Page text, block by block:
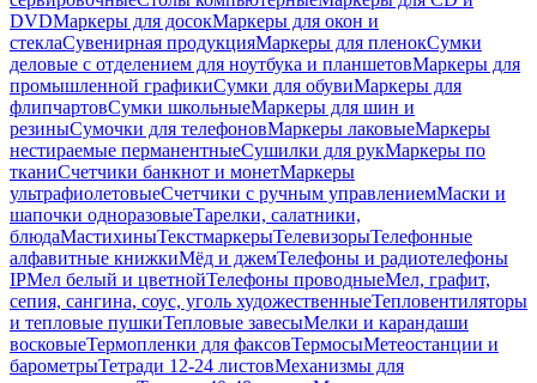
DVDМаркеры для досокМаркеры для окон и
стеклаСувенирная продукцияМаркеры для пленокСумки
деловые с отделением для ноутбука и планшетовМаркеры для
промышленной графикиСумки для обувиМаркеры для
флипчартовСумки школьныеМаркеры для шин и
резиныСумочки для телефоновМаркеры лаковыеМаркеры
нестираемые перманентныеСушилки для рукМаркеры по
тканиСчетчики банкнот и монетМаркеры
ультрафиолетовыеСчетчики с ручным управлениемМаски и
шапочки одноразовыеТарелки, салатники,
блюдаМастихиныТекстмаркерыТелевизорыТелефонные
алфавитные книжкиМёд и джемТелефоны и радиотелефоны
IPМел белый и цветнойТелефоны проводныеМел, графит,
сепия, сангина, соус, уголь художественныеТепловентиляторы
и тепловые пушкиТепловые завесыМелки и карандаши
восковыеТермопленки для факсовТермосыМетеостанции и
барометрыТетради 12-24 листовМеханизмы для